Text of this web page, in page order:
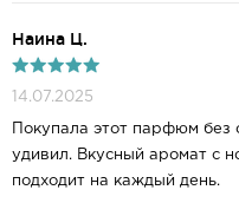
Наина Ц.
14.07.2025
Покупала этот парфюм без
удивил. Вкусный аромат с
подходит на каждый день.